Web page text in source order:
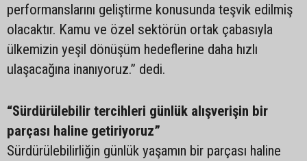
performanslarını geliştirme konusunda teşvik edilmiş
olacaktır. Kamu ve özel sektörün ortak çabasıyla
ülkemizin yeşil dönüşüm hedeflerine daha hızlı
ulaşacağına inanıyoruz.” dedi.
“Sürdürülebilir tercihleri günlük alışverişin bir
parçası haline getiriyoruz”
Sürdürülebilirliğin günlük yaşamın bir parçası haline